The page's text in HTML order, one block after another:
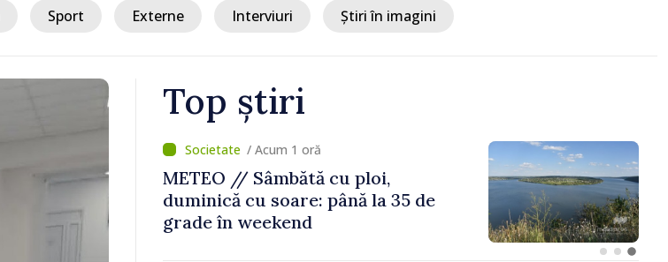
Sport Externe Interviuri Știri în imagini
Top știri
/ Acum 1 oră
METEO // Sâmbătă cu ploi,
duminică cu soare: până la 35 de
grade în weekend